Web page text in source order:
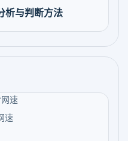
析与判断方法
速
速